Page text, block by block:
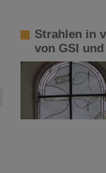
Strahlen in
von GSI